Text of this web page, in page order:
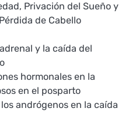
Privación del Sueño y
de Cabello
y la caída del
hormonales en la
en el posparto
andrógenos en la caída